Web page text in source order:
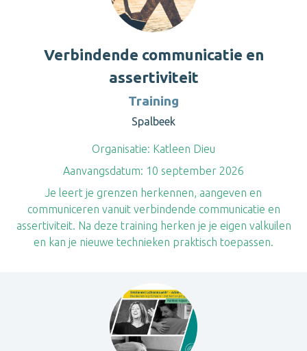
Verbindende communicatie en
assertiviteit
Training
Spalbeek
Organisatie: Katleen Dieu
Aanvangsdatum: 10 september 2026
Je leert je grenzen herkennen, aangeven en
communiceren vanuit verbindende communicatie en
assertiviteit. Na deze training herken je je eigen valkuilen
en kan je nieuwe technieken praktisch toepassen.